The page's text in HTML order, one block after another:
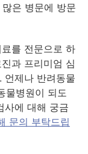
은 병문에 방문
를 전문으로 하
과 프리미엄 심
언제나 반려동물
물병원이 되도
사에 대해 궁금
문의 부탁드립